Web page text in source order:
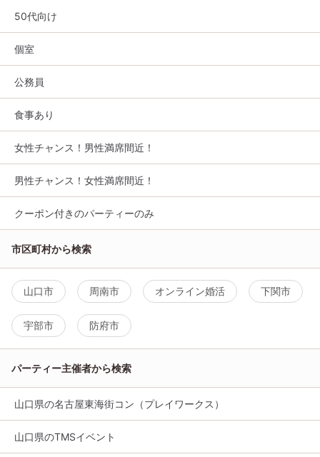
50代向け
個室
公務員
食事あり
女性チャンス！男性満席間近！
男性チャンス！女性満席間近！
クーポン付きのパーティーのみ
市区町村から検索
山口市 周南市 オンライン婚活 下関市
宇部市 防府市
パーティー主催者から検索
山口県の名古屋東海街コン（プレイワークス）
山口県のTMSイベント